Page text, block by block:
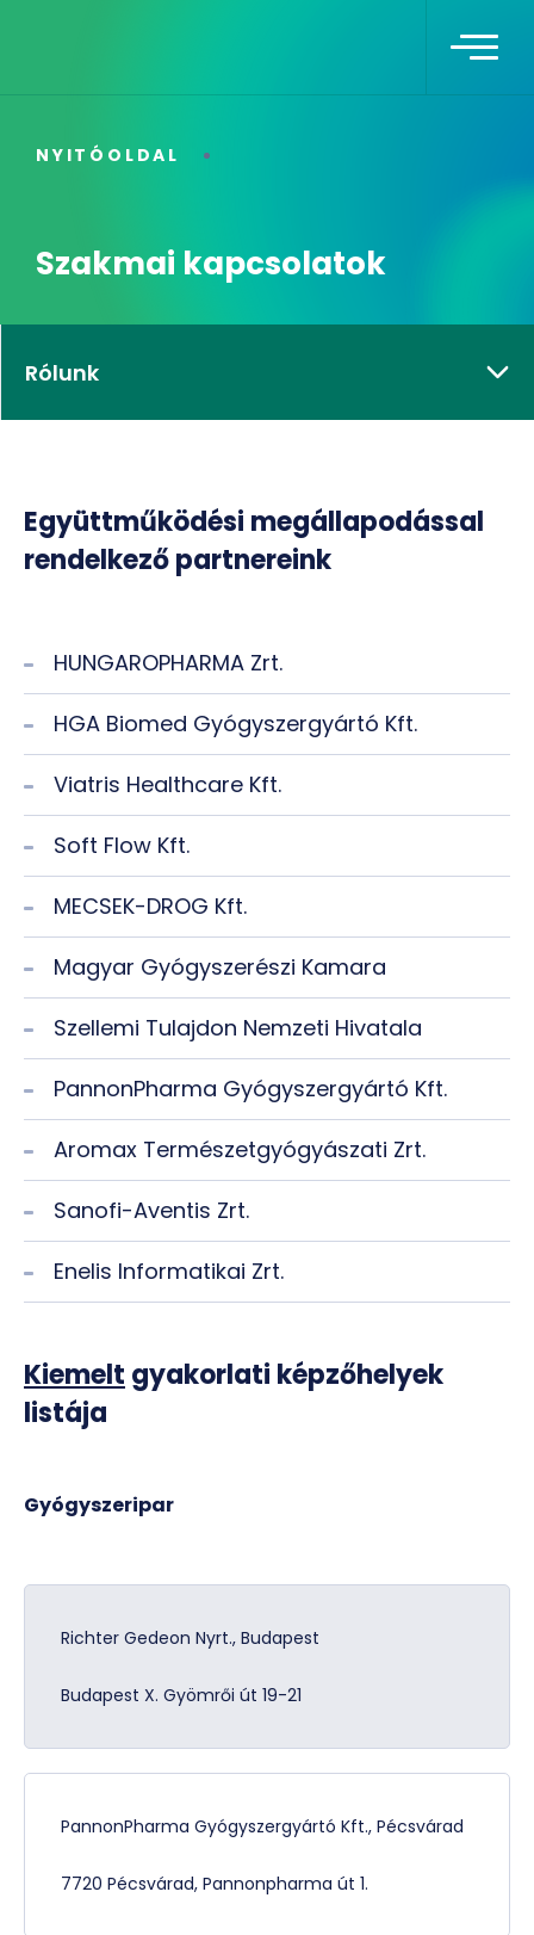
NYITÓOLDAL
Szakmai kapcsolatok
Együttműködési megállapodással
rendelkező partnereink
HUNGAROPHARMA Zrt.
HGA Biomed Gyógyszergyártó Kft.
Viatris Healthcare Kft.
Soft Flow Kft.
MECSEK-DROG Kft.
Magyar Gyógyszerészi Kamara
Szellemi Tulajdon Nemzeti Hivatala
PannonPharma Gyógyszergyártó Kft.
Aromax Természetgyógyászati Zrt.
Sanofi-Aventis Zrt.
Enelis Informatikai Zrt.
Kiemelt gyakorlati képzőhelyek
listája
Gyógyszeripar
Richter Gedeon Nyrt., Budapest
Budapest X. Gyömrői út 19-21
PannonPharma Gyógyszergyártó Kft., Pécsvárad
7720 Pécsvárad, Pannonpharma út 1.
Rólunk